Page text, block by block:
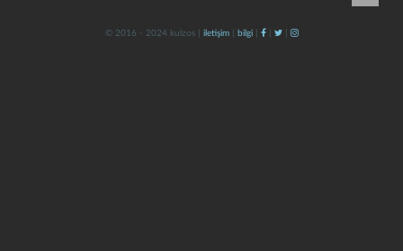
kaydet
© 2016 - 2024 kulzos | iletişim| bilgi| | |